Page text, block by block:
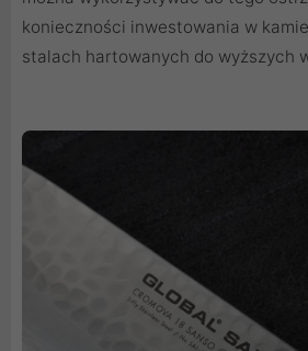
konieczności inwestowania w
stalach hartowanych do wyższych